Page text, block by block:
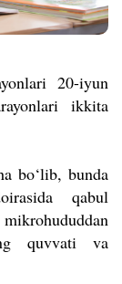
20-iyun
ikkita
bo‘lib, bunda
qabul
quvvati va